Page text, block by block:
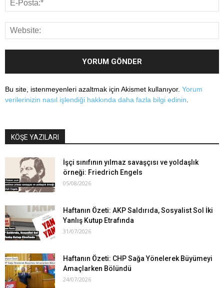
Bu site, istenmeyenleri azaltmak için Akismet kullanıyor. Yorum
verilerinizin nasıl işlendiği hakkında daha fazla bilgi edinin
KÖŞE YAZILARI
İşçi sınıfının yılmaz savaşçısı ve yoldaşlık
örneği: Friedrich Engels
05/08/2026
Haftanın Özeti: AKP Saldırıda, Sosyalist Sol İki
Yanlış Kutup Etrafında
31/07/2026
Haftanın Özeti: CHP Sağa Yönelerek Büyümeyi
Amaçlarken Bölündü
24/07/2026